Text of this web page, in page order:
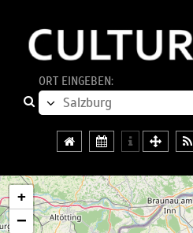
ORT EINGEBEN:
+
−